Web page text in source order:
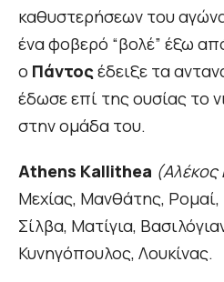
καθυστερήσεων του
ένα φοβερό “βολέ” έξω
ο Πάντος έδειξε τα
έδωσε επί της ουσίας το
στην ομάδα του.
Athens Kallithea (Αλέκος
Μεχίας, Μανθάτης, Ρομαί,
Σίλβα, Ματίγια,
Κυνηγόπουλος, Λουκίνας.